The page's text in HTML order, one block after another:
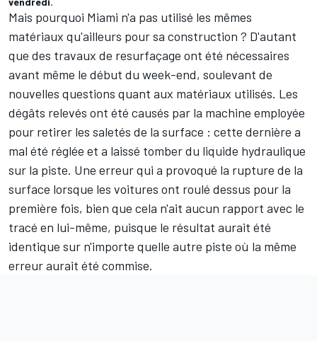
Mais pourquoi Miami n'a pas utilisé les mêmes
matériaux qu'ailleurs pour sa construction ? D'autant
que des travaux de resurfaçage ont été nécessaires
avant même le début du week-end, soulevant de
nouvelles questions quant aux matériaux utilisés. Les
dégâts relevés ont été causés par la machine employée
pour retirer les saletés de la surface : cette dernière a
mal été réglée et a laissé tomber du liquide hydraulique
sur la piste. Une erreur qui a provoqué la rupture de la
surface lorsque les voitures ont roulé dessus pour la
première fois, bien que cela n'ait aucun rapport avec le
tracé en lui-même, puisque le résultat aurait été
identique sur n'importe quelle autre piste où la même
erreur aurait été commise.